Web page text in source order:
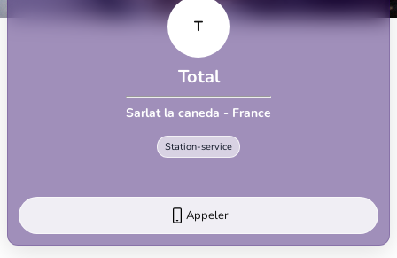
T
Total
Sarlat la caneda - France
Station-service
Appeler